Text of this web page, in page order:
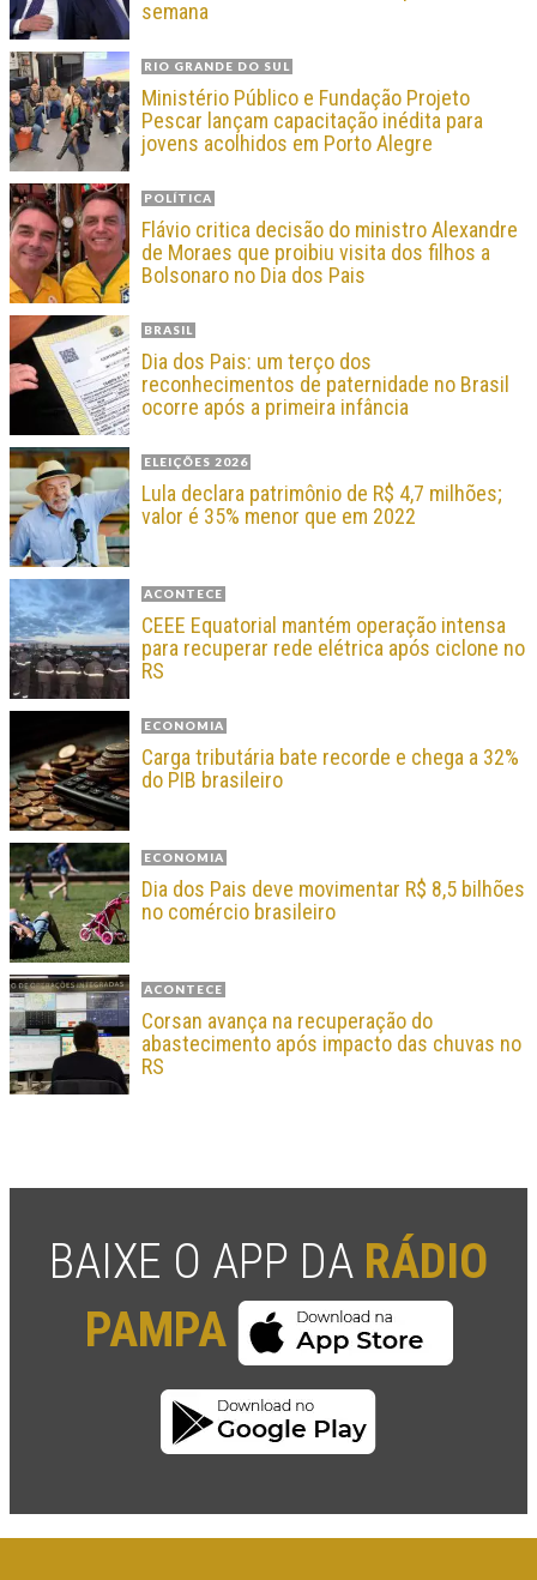
semana
RIO GRANDE DO SUL
Ministério Público e Fundação Projeto
Pescar lançam capacitação inédita para
jovens acolhidos em Porto Alegre
POLÍTICA
Flávio critica decisão do ministro Alexandre
de Moraes que proibiu visita dos filhos a
Bolsonaro no Dia dos Pais
BRASIL
Dia dos Pais: um terço dos
reconhecimentos de paternidade no Brasil
ocorre após a primeira infância
ELEIÇÕES 2026
Lula declara patrimônio de R$ 4,7 milhões;
valor é 35% menor que em 2022
ACONTECE
CEEE Equatorial mantém operação intensa
para recuperar rede elétrica após ciclone no
RS
ECONOMIA
Carga tributária bate recorde e chega a 32%
do PIB brasileiro
ECONOMIA
Dia dos Pais deve movimentar R$ 8,5 bilhões
no comércio brasileiro
ACONTECE
Corsan avança na recuperação do
abastecimento após impacto das chuvas no
RS
BAIXE O APP DA RÁDIO
PAMPA